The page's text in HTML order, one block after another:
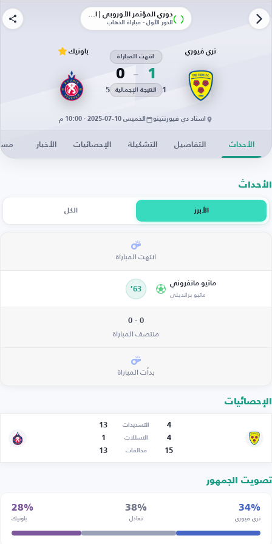
دوري المؤتمر الأوروبي | الأدوار الإقصائية
الدور الأول - مباراة الذهاب
تري فيوري
1
انتهت المباراة
0
1 النتيجة الإجمالية 5
باونيك
استاد دي فيورنتينو الخميس 10-07-2025 · 10:00 م
الأحداث التفاصيل التشكيلة الإحصائيات الأخبار
الأحداث
الأبرز الكل
انتهت المباراة
ماتيو مانفروني
ماتيو برانديلي 63’
0 - 0
منتصف المباراة
بدأت المباراة
الإحصائيات
4 التسديدات
13
4
التسللات
1
15
مخالفات 13
تصويت الجمهور
34%
تري فيوري
38%
تعادل
28%
باونيك